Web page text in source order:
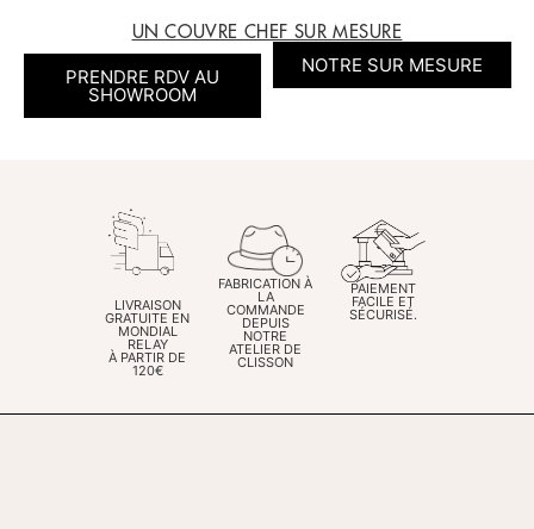
UN COUVRE CHEF SUR MESURE
PRENDRE RDV AU
SHOWROOM
NOTRE SUR MESURE
LIVRAISON
GRATUITE EN
MONDIAL
RELAY
À PARTIR DE
120€
FABRICATION À
LA
COMMANDE
DEPUIS
NOTRE
ATELIER DE
CLISSON
PAIEMENT
FACILE ET
SÉCURISÉ.